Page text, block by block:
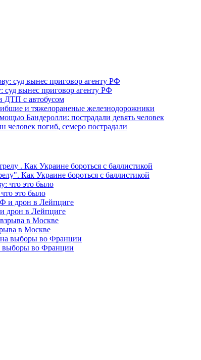
суд вынес приговор агенту РФ
ДТП с автобусом
и тяжелораненые железнодорожники
Бандеролли: пострадали девять человек
человек погиб, семеро пострадали
Как Украине бороться с баллистикой
это было
дрон в Лейпциге
в Москве
выборы во Франции